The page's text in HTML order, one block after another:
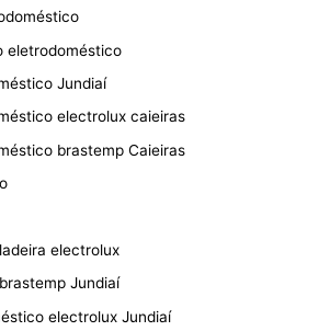
eletrodoméstico
Jundiaí
electrolux caieiras
brastemp Caieiras
electrolux
Jundiaí
electrolux Jundiaí